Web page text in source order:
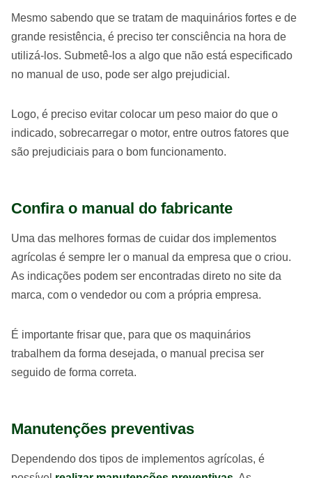
Mesmo sabendo que se tratam de maquinários fortes e de
grande resistência, é preciso ter consciência na hora de
utilizá-los. Submetê-los a algo que não está especificado
no manual de uso, pode ser algo prejudicial.
Logo, é preciso evitar colocar um peso maior do que o
indicado, sobrecarregar o motor, entre outros fatores que
são prejudiciais para o bom funcionamento.
Confira o manual do fabricante
Uma das melhores formas de cuidar dos implementos
agrícolas é sempre ler o manual da empresa que o criou.
As indicações podem ser encontradas direto no site da
marca, com o vendedor ou com a própria empresa.
É importante frisar que, para que os maquinários
trabalhem da forma desejada, o manual precisa ser
seguido de forma correta.
Manutenções preventivas
Dependendo dos tipos de implementos agrícolas, é